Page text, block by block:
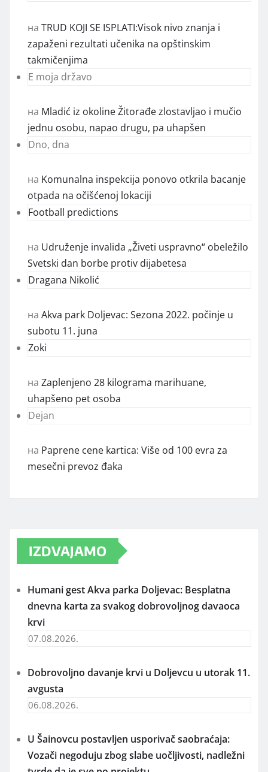
на TRUD KOJI SE ISPLATI:Visok nivo znanja i
zapaženi rezultati učenika na opštinskim
takmičenjima
E moja državo
на Mladić iz okoline Žitorađe zlostavljao i mučio
jednu osobu, napao drugu, pa uhapšen
Dno, dna
на Komunalna inspekcija ponovo otkrila bacanje
otpada na očišćenoj lokaciji
Football predictions
на Udruženje invalida „Živeti uspravno“ obeležilo
Svetski dan borbe protiv dijabetesa
Dragana Nikolić
на Akva park Doljevac: Sezona 2022. počinje u
subotu 11. juna
Zoki
на Zaplenjeno 28 kilograma marihuane,
uhapšeno pet osoba
Dejan
на Paprene cene kartica: Više od 100 evra za
mesečni prevoz đaka
IZDVAJAMO
Humani gest Akva parka Doljevac: Besplatna
dnevna karta za svakog dobrovoljnog davaoca
krvi
07.08.2026.
Dobrovoljno davanje krvi u Doljevcu u utorak 11.
avgusta
06.08.2026.
U Šainovcu postavljen usporivač saobraćaja:
Vozači negoduju zbog slabe uočljivosti, nadležni